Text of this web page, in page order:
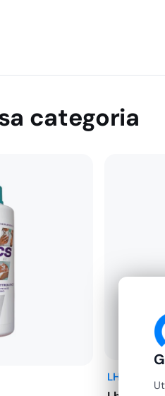
categoria
LH